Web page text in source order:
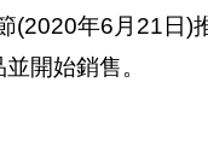
(2020年6月21日)
開始銷售。